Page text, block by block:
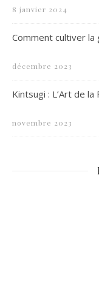
8 janvier 2024
Comment cultiver la
décembre 2023
Kintsugi : L’Art de
novembre 2023